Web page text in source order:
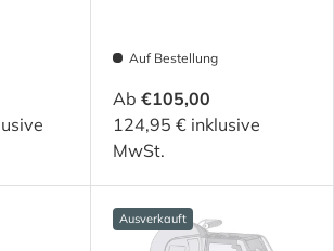
Auf Bestellung
Ab €105,00
124,95 € inklusive
MwSt.
Ausverkauft